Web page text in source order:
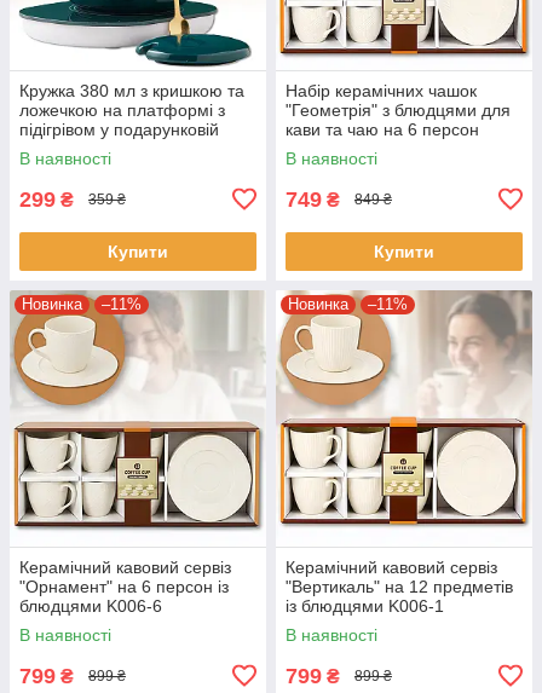
Кружка 380 мл з кришкою та
ложечкою на платформі з
підігрівом у подарунковій
упаковці LUCKY Зелена
В наявності
299 ₴ 359 ₴
Купити
Набір керамічних чашок
"Геометрія" з блюдцями для
кави та чаю на 6 персон
K006-2
В наявності
749 ₴ 849 ₴
Купити
Новинка –11%
Керамічний кавовий сервіз
"Орнамент" на 6 персон із
блюдцями K006-6
В наявності
799 ₴ 899 ₴
Новинка –11%
Керамічний кавовий сервіз
"Вертикаль" на 12 предметів
із блюдцями K006-1
В наявності
799 ₴ 899 ₴